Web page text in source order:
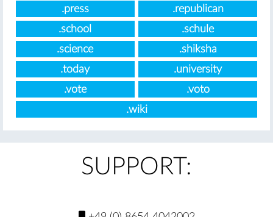
.press
.republican
.school
.schule
.science
.shiksha
.today
.university
.vote
.voto
.wiki
SUPPORT: